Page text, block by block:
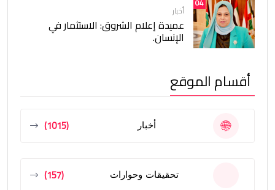
04
أخبار
عميدة إعلام الشروق: الاستثمار في
الإنسان.
أقسام الموقع
أخبار (1015)
تحقيقات وحوارات (157)